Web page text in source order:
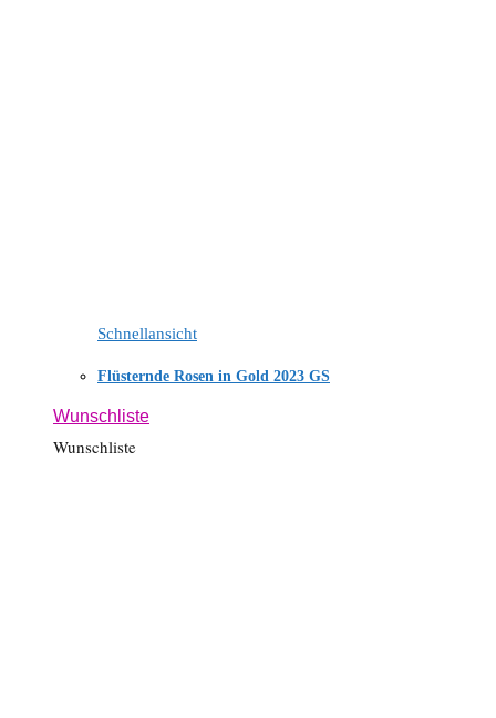
Schnellansicht
Flüsternde Rosen in Gold 2023 GS
Wunschliste
Wunschliste